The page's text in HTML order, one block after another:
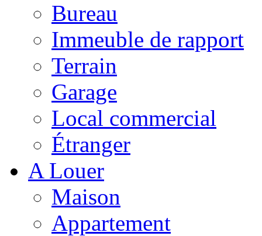
Bureau
Immeuble de rapport
Terrain
Garage
Local commercial
Étranger
A Louer
Maison
Appartement